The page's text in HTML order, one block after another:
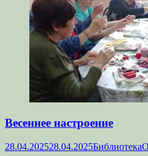
Весеннее настроение
Опубликовано
28.04.202528.04.2025Автор
Библиотека